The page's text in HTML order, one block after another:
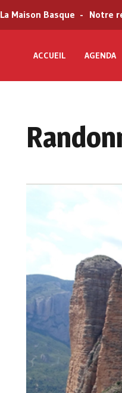
La Maison Basque Notre
ACCUEIL AGENDA